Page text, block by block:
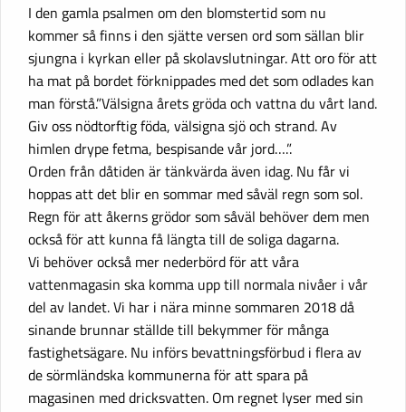
I den gamla psalmen om den blomstertid som nu
kommer så finns i den sjätte versen ord som sällan blir
sjungna i kyrkan eller på skolavslutningar. Att oro för att
ha mat på bordet förknippades med det som odlades kan
man förstå.”Välsigna årets gröda och vattna du vårt land.
Giv oss nödtorftig föda, välsigna sjö och strand. Av
himlen drype fetma, bespisande vår jord….”.
Orden från dåtiden är tänkvärda även idag. Nu får vi
hoppas att det blir en sommar med såväl regn som sol.
Regn för att åkerns grödor som såväl behöver dem men
också för att kunna få längta till de soliga dagarna.
Vi behöver också mer nederbörd för att våra
vattenmagasin ska komma upp till normala nivåer i vår
del av landet. Vi har i nära minne sommaren 2018 då
sinande brunnar ställde till bekymmer för många
fastighetsägare. Nu införs bevattningsförbud i flera av
de sörmländska kommunerna för att spara på
magasinen med dricksvatten. Om regnet lyser med sin